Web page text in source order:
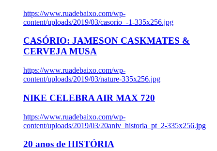
https://www.ruadebaixo.com/wp-
content/uploads/2019/03/casorio_-1-335x256.jpg
CASÓRIO: JAMESON CASKMATES &
CERVEJA MUSA
https://www.ruadebaixo.com/wp-
content/uploads/2019/03/nature-335x256.jpg
NIKE CELEBRA AIR MAX 720
https://www.ruadebaixo.com/wp-
content/uploads/2019/03/20aniv_historia_pt_2-335x256.jpg
20 anos de HISTÓRIA